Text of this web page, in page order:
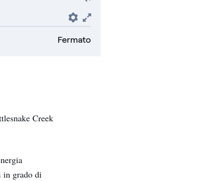
Preferenze
Fermato
Creek
in grado di